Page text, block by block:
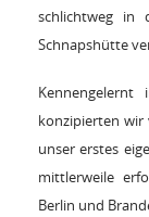
schlichtweg in
Schnapshütte
konzipierten wir
unser erstes
mittlerweile
Berlin und